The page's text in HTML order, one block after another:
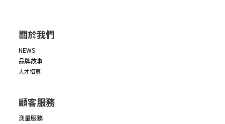
關於我們
NEWS
品牌故事
人才招募
顧客服務
測量服務